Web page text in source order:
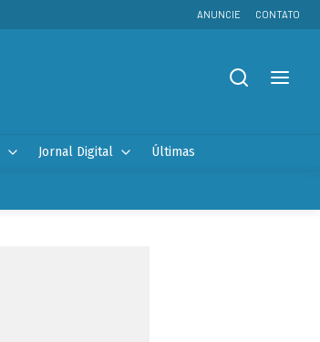
ANUNCIE CONTATO
Jornal Digital Últimas